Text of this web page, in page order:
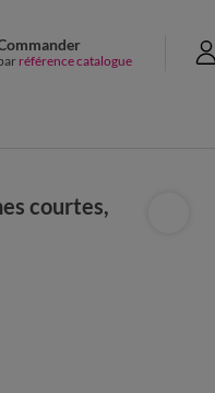
référence catalogue
courtes,